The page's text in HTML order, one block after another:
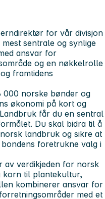
for vår divisjon
sentrale og synlige
ansvar for
og en nøkkelrolle
framtidens
000 norske bønder og
økonomi på kort og
får du en sentral
Du skal bidra til å
landbruk og sikre at
foretrukne valg i
av verdikjeden for norsk
til plantekultur,
kombinerer ansvar for
med et